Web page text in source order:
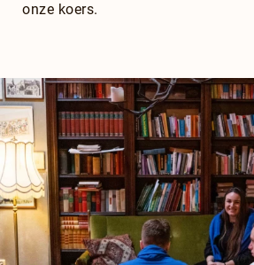
onze koers.